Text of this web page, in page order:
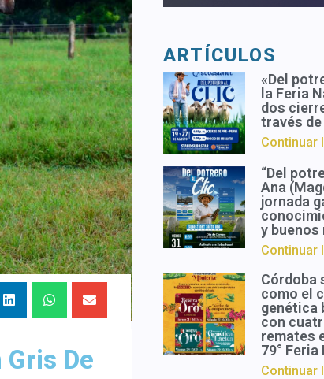
De
ARTÍCULOS
«Del
la Feria
dos
través
Continuar
“Del
Ana
jornada
y buenos
Continuar
Córdoba
como el
genética
con
remates
79°
Continuar